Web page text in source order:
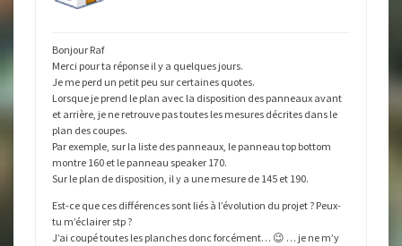
Bonjour Raf
Merci pour ta réponse il y a quelques jours.
Je me perd un petit peu sur certaines quotes.
Lorsque je prend le plan avec la disposition des panneaux avant
et arrière, je ne retrouve pas toutes les mesures décrites dans le
plan des coupes.
Par exemple, sur la liste des panneaux, le panneau top bottom
montre 160 et le panneau speaker 170.
Sur le plan de disposition, il y a une mesure de 145 et 190.
Est-ce que ces différences sont liés à l’évolution du projet ? Peux-
tu m’éclairer stp ?
J’ai coupé toutes les planches donc forcément… 😉 … je ne m’y